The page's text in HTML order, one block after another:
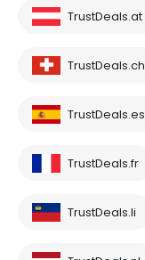
TrustDeals.at
TrustDeals.ch
TrustDeals.es
TrustDeals.fr
TrustDeals.li